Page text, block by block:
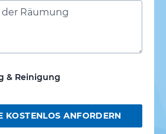
& Reinigung
KOSTENLOS ANFORDERN